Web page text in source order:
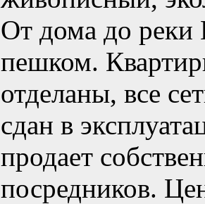
От дома до реки
пешком.
отделаны, все
сдан в
продает
посредников.